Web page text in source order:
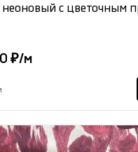
с цветочным
₽/м